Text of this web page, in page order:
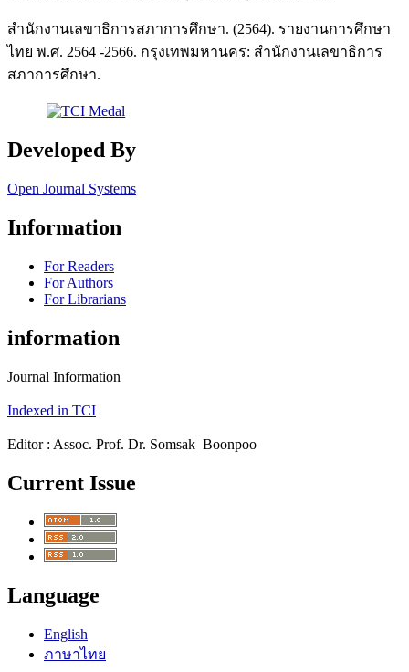
สำนักงานเลขาธิการสภาการศึกษา. (2564). รายงานการศึกษา
ไทย พ.ศ. 2564 -2566. กรุงเทพมหานคร: สำนักงานเลขาธิการ
สภาการศึกษา.
Developed By
Open Journal Systems
Information
For Readers
For Authors
For Librarians
information
Journal Information
Indexed in TCI
Editor : Assoc. Prof. Dr. Somsak Boonpoo
Current Issue
Language
English
ภาษาไทย